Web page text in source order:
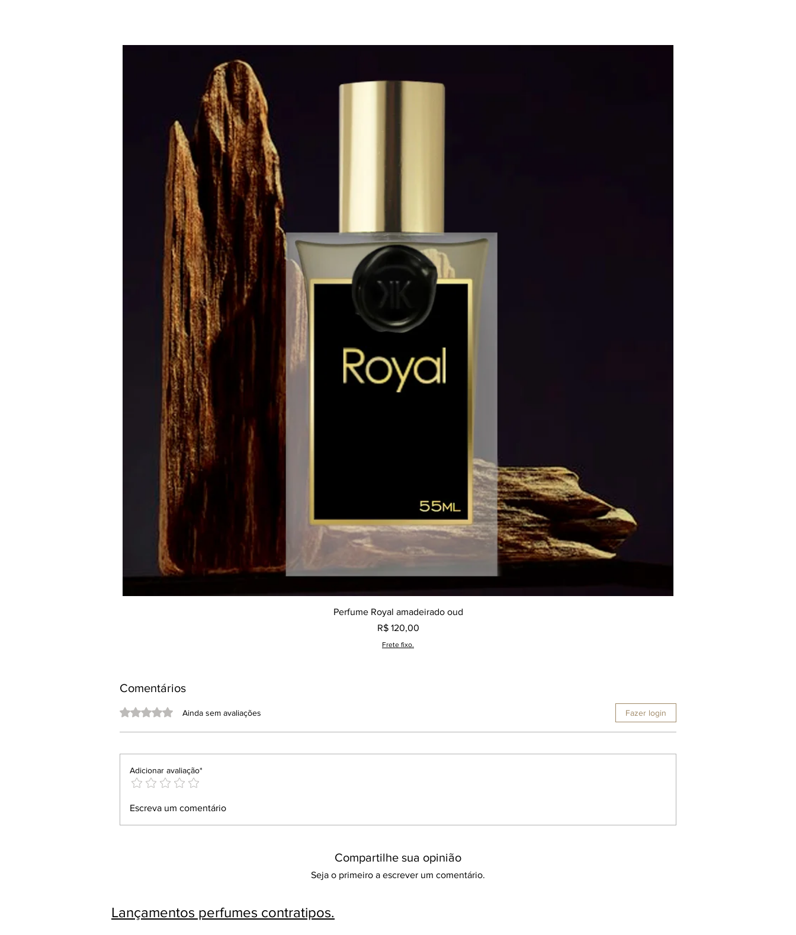
Visualização rápida
Perfume Royal amadeirado oud
Preço
R$ 120,00
Frete fixo.
Comentários
Fazer login
Avaliado com 0 de 5 estrelas.Ainda sem avaliações
Adicionar avaliação*
Escreva um comentário
Compartilhe sua opinião
Seja o primeiro a escrever um comentário.
Lançamentos perfumes contratipos.